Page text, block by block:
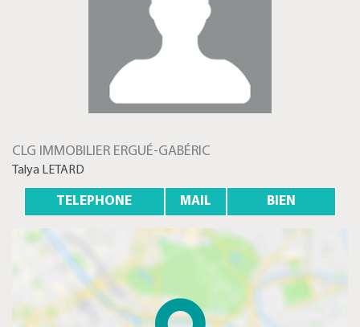
CLG IMMOBILIER ERGUÉ-GABÉRIC
Talya LETARD
TELEPHONE MAIL BIEN